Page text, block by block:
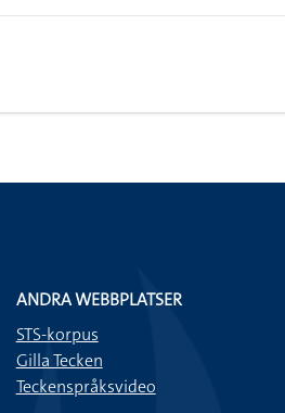
ANDRA WEBBPLATSER
STS-korpus
Gilla Tecken
Teckenspråksvideo